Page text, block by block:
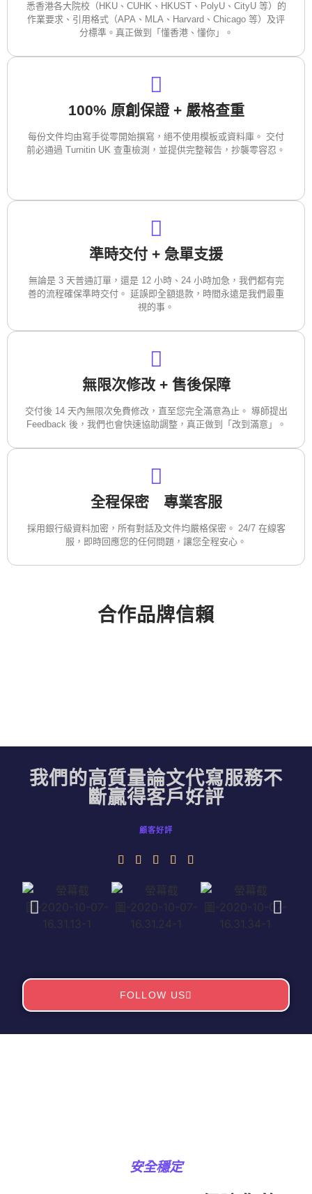
悉香港各大院校（HKU、CUHK、HKUST、PolyU、CityU 等）的
作業要求、引用格式（APA、MLA、Harvard、Chicago 等）及评
分標準。真正做到「懂香港、懂你」。
100% 原創保證 + 嚴格查重
每份文件均由寫手從零開始撰寫，絕不使用模板或資料庫。 交付
前必通過 Turnitin UK 查重檢測，並提供完整報告，抄襲零容忍。
準時交付 + 急單支援
無論是 3 天普通訂單，還是 12 小時、24 小時加急，我們都有完
善的流程確保準時交付。 延誤即全額退款，時間永遠是我們最重
視的事。
無限次修改 + 售後保障
交付後 14 天內無限次免費修改，直至您完全滿意為止。 導師提出
Feedback 後，我們也會快速協助調整，真正做到「改到滿意」。
全程保密 專業客服
採用銀行級資料加密，所有對話及文件均嚴格保密。 24/7 在線客
服，即時回應您的任何問題，讓您全程安心。
合作品牌信賴
我們的高質量論文代寫服務不
斷贏得客戶好評
顧客好評
FOLLOW US
安全穩定